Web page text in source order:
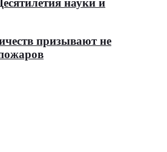
науки и
призывают не